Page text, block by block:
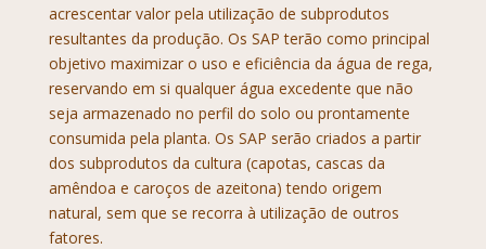
acrescentar valor pela utilização de subprodutos
resultantes da produção. Os SAP terão como principal
objetivo maximizar o uso e eficiência da água de rega,
reservando em si qualquer água excedente que não
seja armazenado no perfil do solo ou prontamente
consumida pela planta. Os SAP serão criados a partir
dos subprodutos da cultura (capotas, cascas da
amêndoa e caroços de azeitona) tendo origem
natural, sem que se recorra à utilização de outros
fatores.